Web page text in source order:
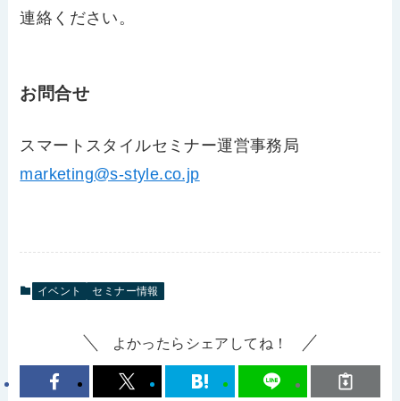
連絡ください。
お問合せ
スマートスタイルセミナー運営事務局
marketing@s-style.co.jp
イベント セミナー情報
よかったらシェアしてね！